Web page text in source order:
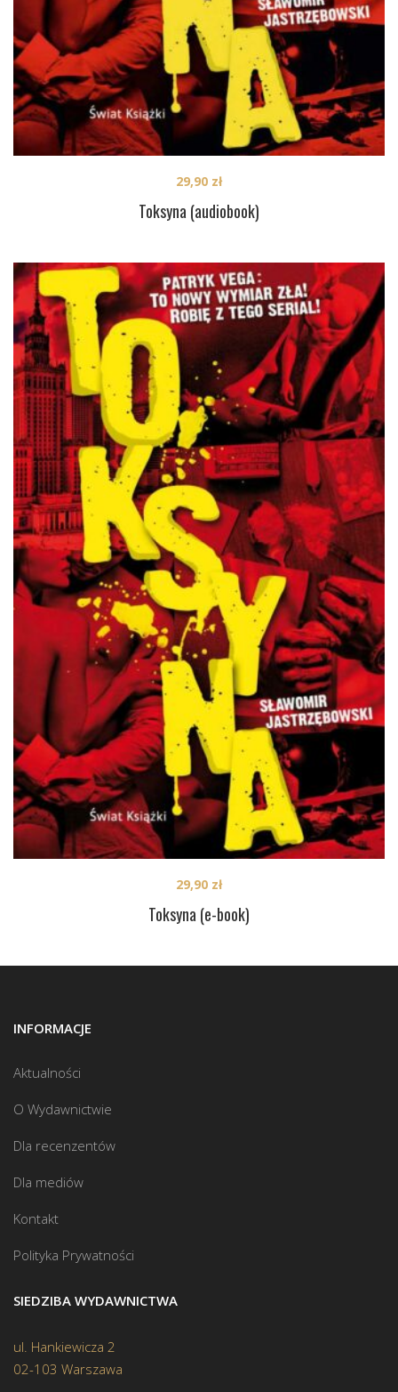
Toksyna (audiobook)
29,90 zł
Toksyna (e-book)
29,90 zł
INFORMACJE
Aktualności
O Wydawnictwie
Dla recenzentów
Dla mediów
Kontakt
Polityka Prywatności
SIEDZIBA WYDAWNICTWA
ul. Hankiewicza 2
02-103 Warszawa